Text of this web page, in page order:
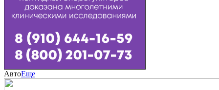
АвтоЕще